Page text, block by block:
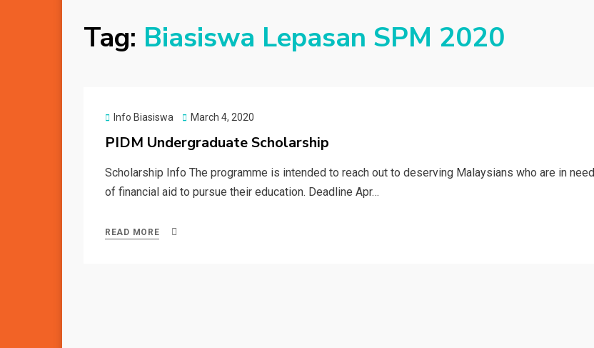
Tag: Biasiswa Lepasan SPM 2020
Info Biasiswa
Posted
March 4, 2020
PIDM Undergraduate Scholarship
Scholarship Info The programme is intended to reach out to deserving Malaysians who are in need
of financial aid to pursue their education. Deadline Apr…
READ MORE